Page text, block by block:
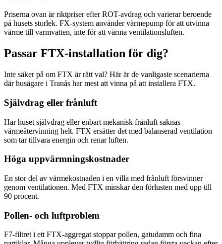
Priserna ovan är riktpriser efter ROT-avdrag och varierar beroende
på husets storlek. FX-system använder värmepump för att utvinna
värme till varmvatten, inte för att värma ventilationsluften.
Passar FTX-installation för dig?
Inte säker på om FTX är rätt val? Här är de vanligaste scenarierna
där husägare i Tranås har mest att vinna på att installera FTX.
Självdrag eller frånluft
Har huset självdrag eller enbart mekanisk frånluft saknas
värmeåtervinning helt. FTX ersätter det med balanserad ventilation
som tar tillvara energin och renar luften.
Höga uppvärmningskostnader
En stor del av värmekostnaden i en villa med frånluft försvinner
genom ventilationen. Med FTX minskar den förlusten med upp till
90 procent.
Pollen- och luftproblem
F7-filtret i ett FTX-aggregat stoppar pollen, gatudamm och fina